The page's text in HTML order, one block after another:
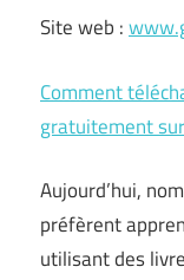
Site web :
Comment
gratuitement
Aujourd’hui,
préfèrent
utilisant des